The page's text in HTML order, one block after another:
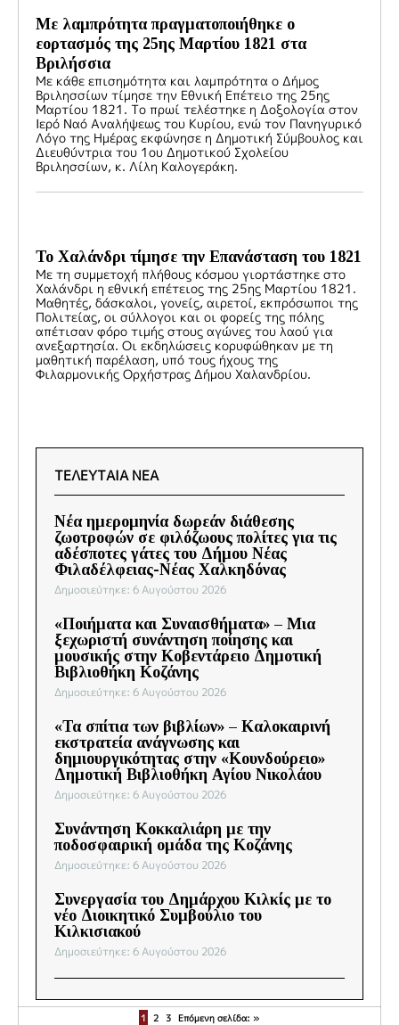
Με λαμπρότητα πραγματοποιήθηκε ο
εορτασμός της 25ης Μαρτίου 1821 στα
Βριλήσσια
Με κάθε επισημότητα και λαμπρότητα ο Δήμος
Βριλησσίων τίμησε την Εθνική Επέτειο της 25ης
Μαρτίου 1821. Το πρωί τελέστηκε η Δοξολογία στον
Ιερό Ναό Αναλήψεως του Κυρίου, ενώ τον Πανηγυρικό
Λόγο της Ημέρας εκφώνησε η Δημοτική Σύμβουλος και
Διευθύντρια του 1ου Δημοτικού Σχολείου
Βριλησσίων, κ. Λίλη Καλογεράκη.
Το Χαλάνδρι τίμησε την Επανάσταση του 1821
Με τη συμμετοχή πλήθους κόσμου γιορτάστηκε στο
Χαλάνδρι η εθνική επέτειος της 25ης Μαρτίου 1821.
Μαθητές, δάσκαλοι, γονείς, αιρετοί, εκπρόσωποι της
Πολιτείας, οι σύλλογοι και οι φορείς της πόλης
απέτισαν φόρο τιμής στους αγώνες του λαού για
ανεξαρτησία. Οι εκδηλώσεις κορυφώθηκαν με τη
μαθητική παρέλαση, υπό τους ήχους της
Φιλαρμονικής Ορχήστρας Δήμου Χαλανδρίου.
1 2 3 Επόμενη σελίδα: »
ΤΕΛΕΥΤΑΙΑ ΝΕΑ
Νέα ημερομηνία δωρεάν διάθεσης
ζωοτροφών σε φιλόζωους πολίτες για τις
αδέσποτες γάτες του Δήμου Νέας
Φιλαδέλφειας-Νέας Χαλκηδόνας
Δημοσιεύτηκε: 6 Αυγούστου 2026
«Ποιήματα και Συναισθήματα» – Μια
ξεχωριστή συνάντηση ποίησης και
μουσικής στην Κοβεντάρειο Δημοτική
Βιβλιοθήκη Κοζάνης
Δημοσιεύτηκε: 6 Αυγούστου 2026
«Τα σπίτια των βιβλίων» – Καλοκαιρινή
εκστρατεία ανάγνωσης και
δημιουργικότητας στην «Κουνδούρειο»
Δημοτική Βιβλιοθήκη Αγίου Νικολάου
Δημοσιεύτηκε: 6 Αυγούστου 2026
Συνάντηση Κοκκαλιάρη με την
ποδοσφαιρική ομάδα της Κοζάνης
Δημοσιεύτηκε: 6 Αυγούστου 2026
Συνεργασία του Δημάρχου Κιλκίς με το
νέο Διοικητικό Συμβούλιο του
Κιλκισιακού
Δημοσιεύτηκε: 6 Αυγούστου 2026